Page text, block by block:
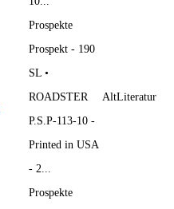
Prospekte
Prospekt - 190
SL •
ROADSTER
P.S.P-113-10 -
Printed in USA
- 2...
AltLiteratur
Prospekte